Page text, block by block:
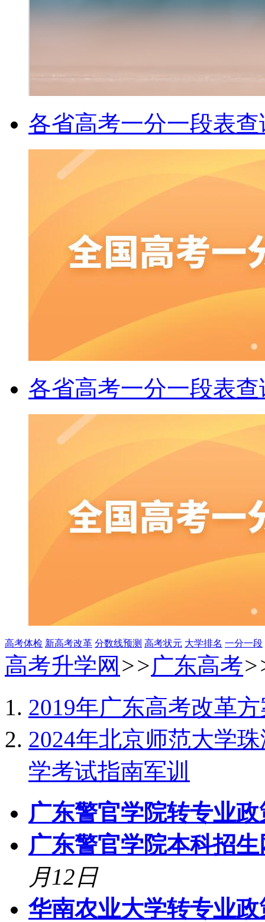
各省高考一分一段表查
各省高考一分一段表查
高考体检 新高考改革 分数线预测 高考状元 大学排名 一分一段
高考升学网 >>广东高考
2019年广东高考改革
2024年北京师范大学
学考试指南军训
广东警官学院转专业
广东警官学院本科招
月12日
华南农业大学转专业